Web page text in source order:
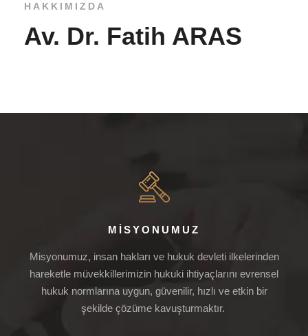
HAKKIMIZDA
Av. Dr. Fatih ARAS
MISYONUMUZ
Misyonumuz, insan hakları ve hukuk devleti ilkelerinden
hareketle müvekkillerimizin hukuki ihtiyaçlarını evrensel
hukuk normlarına uygun, güvenilir, hızlı ve etkin bir
şekilde çözüme kavuşturmaktır.